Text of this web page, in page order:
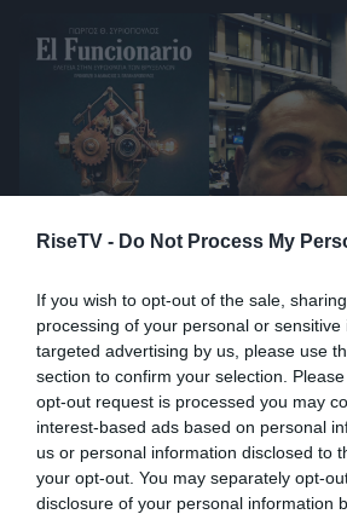
RiseTV - Do Not Process My
If you wish to opt-out of the sale,
processing of your personal or
targeted advertising by us, please use
section to confirm your selection.
opt-out request is processed you may
interest-based ads based on personal
us or personal information disclosed to
your opt-out. You may separately opt-
disclosure of your personal information
To Rise TV διάβασε και
Funcionario του Γεώργιου
Συριόπουλου από τις
πριν 3 ημέρες